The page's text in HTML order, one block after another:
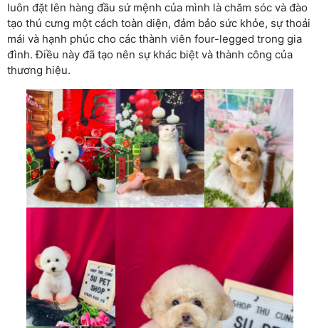
luôn đặt lên hàng đầu sứ mệnh của mình là chăm sóc và đào
tạo thú cưng một cách toàn diện, đảm bảo sức khỏe, sự thoải
mái và hạnh phúc cho các thành viên four-legged trong gia
đình. Điều này đã tạo nên sự khác biệt và thành công của
thương hiệu.